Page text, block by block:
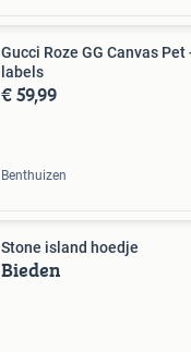
Gucci Roze GG Canvas
labels
€ 59,99
Benthuizen
Stone island hoedje
Bieden